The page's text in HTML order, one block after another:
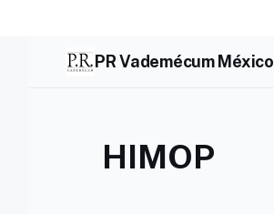
PR Vademécum México
HIMOP